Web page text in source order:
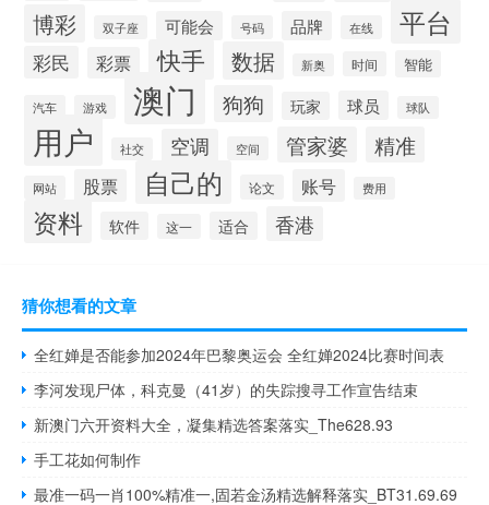
博彩 双子座 可能会 号码 品牌 在线 平台
彩民 彩票 快手 数据 新奥 时间 智能
汽车 游戏 澳门 狗狗 玩家 球员 球队
用户 社交 空调 空间 管家婆 精准
网站 股票 自己的 论文 账号 费用
资料 软件 这一 适合 香港
猜你想看的文章
全红婵是否能参加2024年巴黎奥运会 全红婵2024比赛时间表
李河发现尸体，科克曼（41岁）的失踪搜寻工作宣告结束
新澳门六开资料大全，凝集精选答案落实_The628.93
手工花如何制作
最准一码一肖100%精准一,固若金汤精选解释落实_BT31.69.69